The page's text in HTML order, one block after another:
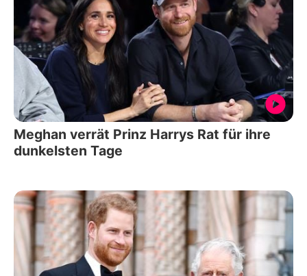
Meghan verrät Prinz Harrys Rat für ihre
dunkelsten Tage